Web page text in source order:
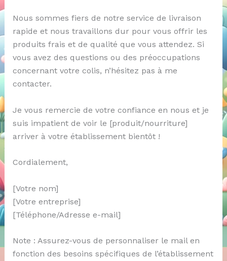
Nous sommes fiers de notre service de livraison
rapide et nous travaillons dur pour vous offrir les
produits frais et de qualité que vous attendez. Si
vous avez des questions ou des préoccupations
concernant votre colis, n’hésitez pas à me
contacter.
Je vous remercie de votre confiance en nous et je
suis impatient de voir le [produit/nourriture]
arriver à votre établissement bientôt !
Cordialement,
[Votre nom]
[Votre entreprise]
[Téléphone/Adresse e-mail]
Note : Assurez-vous de personnaliser le mail en
fonction des besoins spécifiques de l’établissement